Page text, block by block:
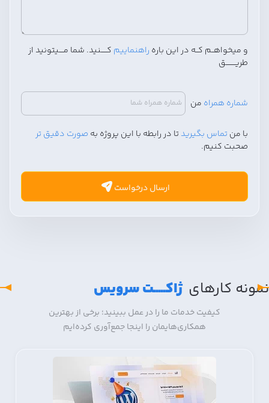
و میخواهــم کــه در این باره راهنماییم کـــــنید. شما مــــیتونید از
طریــــــــق
شماره همراه من
با من تماس بگیرید تا در رابطه با این پروژه به صورت دقیق تر
صحبت کنیم.
ارسال درخواست
نمونه کار‌های ژاکـــــت سرویس
کیفیت خدمات ما را در عمل ببینید؛ برخی از بهترین
همکاری‌هایمان را اینجا جمع‌آوری کرده‌ایم